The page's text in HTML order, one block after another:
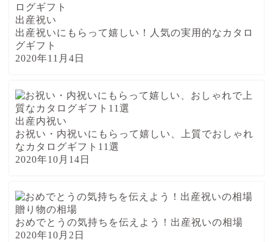
出産祝い
出産祝いにもらって嬉しい！人気の実用的なカタロ
グギフト
2020年11月4日
出産内祝い
お祝い・内祝いにもらって嬉しい、上質でおしゃれ
なカタログギフト11選
2020年10月14日
贈り物の相場
おめでとうの気持ちを伝えよう！出産祝いの相場
2020年10月2日